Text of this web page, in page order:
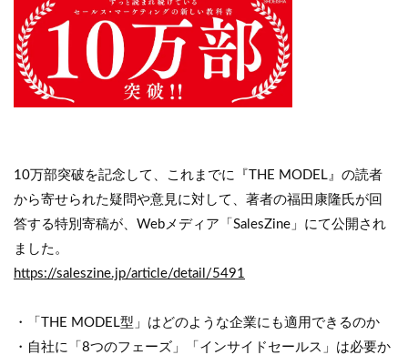
10万部突破を記念して、これまでに『THE MODEL』の読者
から寄せられた疑問や意見に対して、著者の福田康隆氏が回
答する特別寄稿が、Webメディア「SalesZine」にて公開され
ました。
https://saleszine.jp/article/detail/5491
・「THE MODEL型」はどのような企業にも適用できるのか
・自社に「8つのフェーズ」「インサイドセールス」は必要か